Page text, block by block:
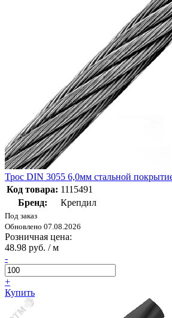
Трос DIN 3055 6,0мм стальной
Код товара: 1115491
Бренд:
Крепдил
Под заказ
Обновлено 07.08.2026
Розничная цена:
48.98 руб. / м
-
+
Купить